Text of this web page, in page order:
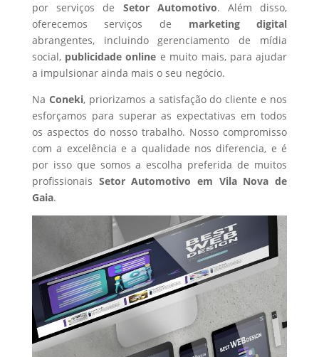
por serviços de Setor Automotivo. Além disso,
oferecemos serviços de marketing digital
abrangentes, incluindo gerenciamento de mídia
social, publicidade online e muito mais, para ajudar
a impulsionar ainda mais o seu negócio.
Na Coneki, priorizamos a satisfação do cliente e nos
esforçamos para superar as expectativas em todos
os aspectos do nosso trabalho. Nosso compromisso
com a excelência e a qualidade nos diferencia, e é
por isso que somos a escolha preferida de muitos
profissionais Setor Automotivo em Vila Nova de
Gaia.